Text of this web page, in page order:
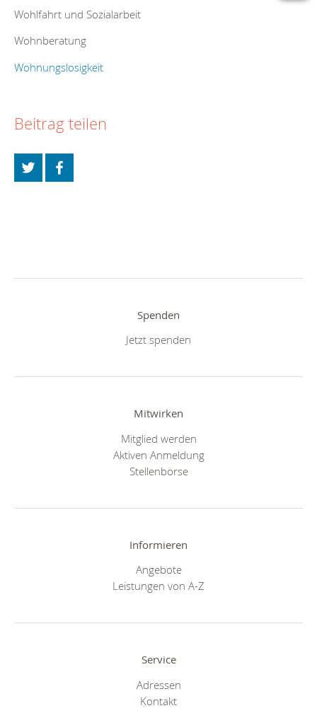
Wohlfahrt und Sozialarbeit
Wohnberatung
Wohnungslosigkeit
Beitrag teilen
Spenden
Jetzt spenden
Mitwirken
Mitglied werden
Aktiven Anmeldung
Stellenbörse
Informieren
Angebote
Leistungen von A-Z
Service
Adressen
Kontakt